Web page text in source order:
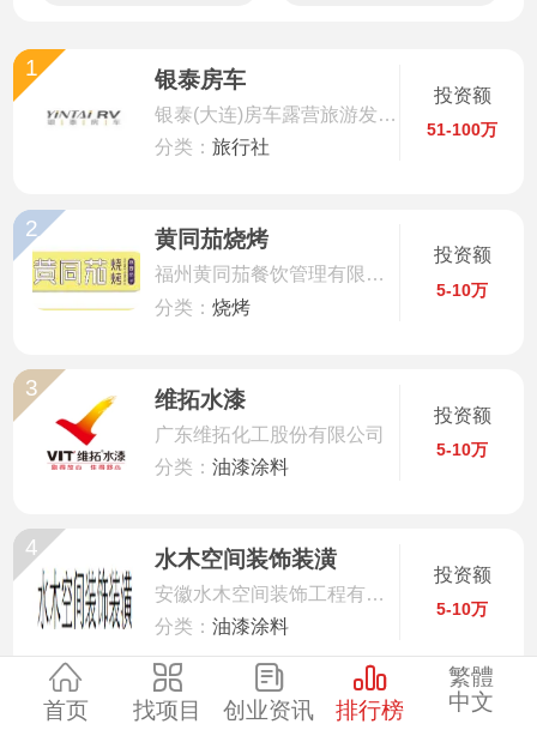
银泰房车
银泰(大连)房车露营旅游发展有限公司
分类：旅行社
投资额
51-100万
1
黄同茄烧烤
福州黄同茄餐饮管理有限公司
分类：烧烤
投资额
5-10万
2
维拓水漆
广东维拓化工股份有限公司
分类：油漆涂料
投资额
5-10万
3
水木空间装饰装潢
安徽水木空间装饰工程有限公司
分类：油漆涂料
投资额
5-10万
4
苏友装饰装潢
首页 找项目 创业资讯 排行榜
繁體
中文
家居
服装
酒水饮品
零售
环保